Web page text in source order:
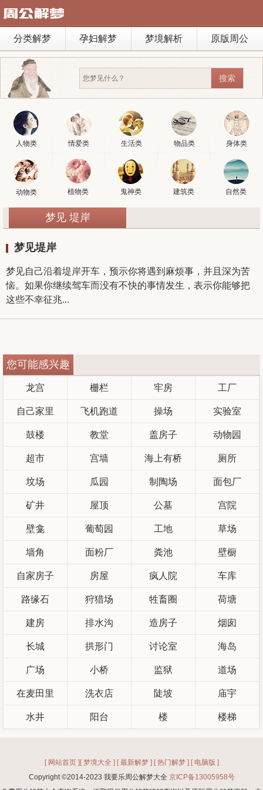
分类解梦 孕妇解梦 梦境解析 原版周公
人物类 情爱类 生活类 物品类 身体类
动物类 植物类 鬼神类 建筑类 自然类
梦见 堤岸
梦见堤岸
梦见自己沿着堤岸开车，预示你将遇到麻烦事，并且深为苦
恼。如果你继续驾车而没有不快的事情发生，表示你能够把
这些不幸征兆...
您可能感兴趣
龙宫 栅栏 牢房 工厂
自己家里 飞机跑道 操场 实验室
鼓楼 教堂 盖房子 动物园
超市 宫墙 海上有桥 厕所
坟场 瓜园 制陶场 面包厂
矿井 屋顶 公墓 宫院
壁龛 葡萄园 工地 草场
墙角 面粉厂 粪池 壁橱
自家房子 房屋 疯人院 车库
路缘石 狩猎场 牲畜圈 荷塘
建房 排水沟 造房子 烟囱
长城 拱形门 讨论室 海岛
广场 小桥 监狱 道场
在麦田里 洗衣店 陡坡 庙宇
水井 阳台 楼 楼梯
[ 网站首页 ] [ 梦境大全 ] [ 最新解梦 ] [ 热门解梦 ] [ 电脑版 ]
Copyright ©2014-2023 我要乐周公解梦大全 京ICP备13005958号